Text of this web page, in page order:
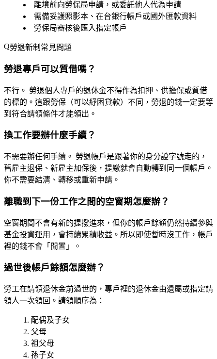
離境前向勞保局申請，或委託他人代為申請
需備妥護照影本、在台銀行帳戶或國外匯款資料
勞保局審核後匯入指定帳戶
勞退新制常見問題
勞退專戶可以質借嗎？
不行。 勞退個人專戶的退休金不得作為扣押、供擔保或質借
的標的。這跟勞保（可以紓困貸款）不同，勞退的錢一定要等
到符合請領條件才能領出。
換工作要辦什麼手續？
不需要辦任何手續。 勞退帳戶是跟著你的身分證字號走的，
舊雇主退保、新雇主加保後，提繳就會自動轉到同一個帳戶。
你不需要結清、轉移或重新申請。
離職到下一份工作之間的空窗期怎麼辦？
空窗期間不會有新的提撥進來，但你的帳戶餘額仍然持續參與
基金投資運用 ，會持續累積收益。所以即使暫時沒工作，帳戶
裡的錢不會「閒置」。
過世後帳戶餘額怎麼辦？
勞工在請領退休金前過世的，專戶裡的退休金由遺屬或指定請
領人一次領回。請領順序為：
配偶及子女
父母
祖父母
孫子女